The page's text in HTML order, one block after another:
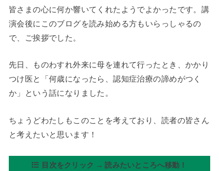
皆さまの心に何か響いてくれたようでよかったです。講
演会後にこのブログを読み始める方もいらっしゃるの
で、ご挨拶でした。
先日、ものわすれ外来に母を連れて行ったとき、かかり
つけ医と「何歳になったら、認知症治療の諦めがつく
か」という話になりました。
ちょうどわたしもこのことを考えており、読者の皆さん
と考えたいと思います！
目次をクリック → 読みたいところへ移動！